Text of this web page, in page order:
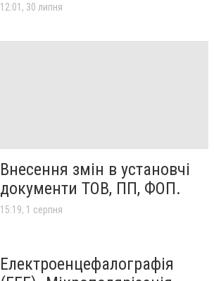
12:01, 30 липня
Внесення змін в установчі
документи ТОВ, ПП, ФОП.
15:19, 1 серпня
Електроенцефалографія